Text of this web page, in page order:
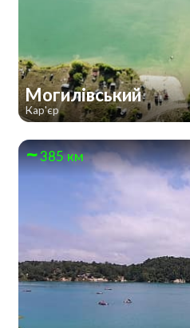
Могилівський
Кар'єр
385 км